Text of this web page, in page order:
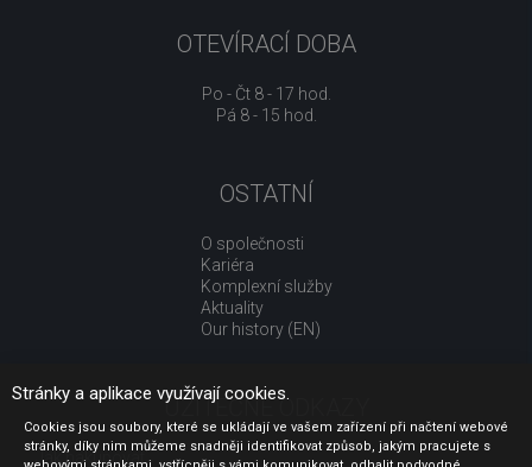
OTEVÍRACÍ DOBA
Po - Čt 8 - 17 hod.
Pá 8 - 15 hod.
OSTATNÍ
O společnosti
Kariéra
Komplexní služby
Aktuality
Our history (EN)
UŽITEČNÉ ODKAZY
Jak nakupovat
Stránky a aplikace využívají cookies.
Cookies jsou soubory, které se ukládají ve vašem zařízení při načtení webové
stránky, díky nim můžeme snadněji identifikovat způsob, jakým pracujete s